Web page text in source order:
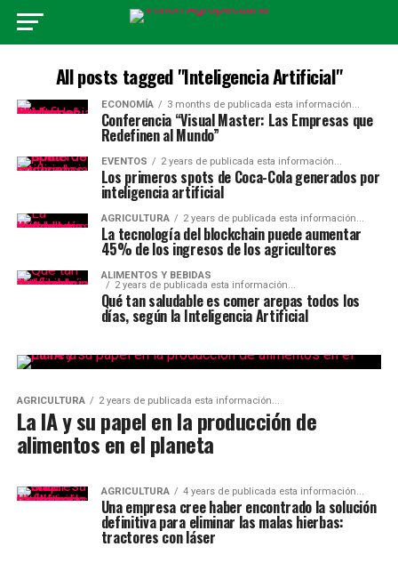
All posts tagged "Inteligencia Artificial"
ECONOMÍA 3 months de publicada esta información...
Conferencia “Visual Master: Las Empresas que
Redefinen al Mundo”
EVENTOS 2 years de publicada esta información...
Los primeros spots de Coca-Cola generados por
inteligencia artificial
AGRICULTURA 2 years de publicada esta información...
La tecnología del blockchain puede aumentar
45% de los ingresos de los agricultores
ALIMENTOS Y BEBIDAS
2 years de publicada esta información...
Qué tan saludable es comer arepas todos los
días, según la Inteligencia Artificial
AGRICULTURA 2 years de publicada esta información...
La IA y su papel en la producción de
alimentos en el planeta
AGRICULTURA 4 years de publicada esta información...
Una empresa cree haber encontrado la solución
definitiva para eliminar las malas hierbas:
tractores con láser